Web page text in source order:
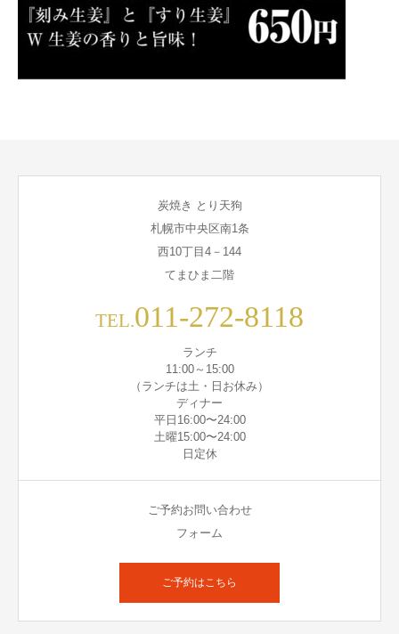
炭焼き とり天狗
札幌市中央区南1条
西10丁目4－144
てまひま二階
TEL.011-272-8118
ランチ
11:00～15:00
（ランチは土・日お休み）
ディナー
平日16:00〜24:00
土曜15:00〜24:00
日定休
ご予約お問い合わせ
フォーム
ご予約はこちら